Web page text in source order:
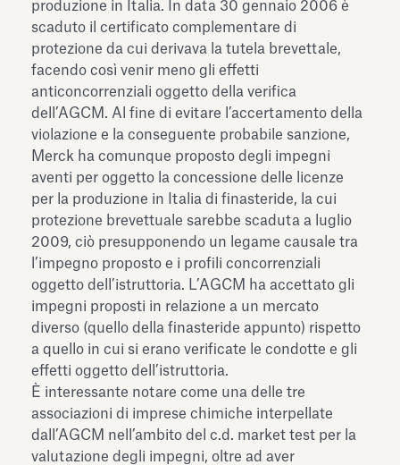
produzione in Italia. In data 30 gennaio 2006 è
scaduto il certificato complementare di
protezione da cui derivava la tutela brevettale,
facendo così venir meno gli effetti
anticoncorrenziali oggetto della verifica
dell’AGCM. Al fine di evitare l’accertamento della
violazione e la conseguente probabile sanzione,
Merck ha comunque proposto degli impegni
aventi per oggetto la concessione delle licenze
per la produzione in Italia di finasteride, la cui
protezione brevettuale sarebbe scaduta a luglio
2009, ciò presupponendo un legame causale tra
l’impegno proposto e i profili concorrenziali
oggetto dell’istruttoria. L’AGCM ha accettato gli
impegni proposti in relazione a un mercato
diverso (quello della finasteride appunto) rispetto
a quello in cui si erano verificate le condotte e gli
effetti oggetto dell’istruttoria.
È interessante notare come una delle tre
associazioni di imprese chimiche interpellate
dall’AGCM nell’ambito del c.d. market test per la
valutazione degli impegni, oltre ad aver